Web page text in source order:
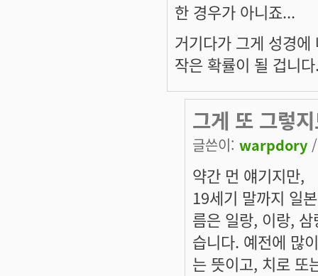
한 경우가 아니죠...
거기다가 그게 성경
작은 확률이 될 겁니
그게 또 그렇
글쓴이: warpdory
약간 먼 얘기지만,
19세기 말까지 일
름은 일랑, 이랑,
습니다. 예전에 많
는 뜻이고, 치로 또